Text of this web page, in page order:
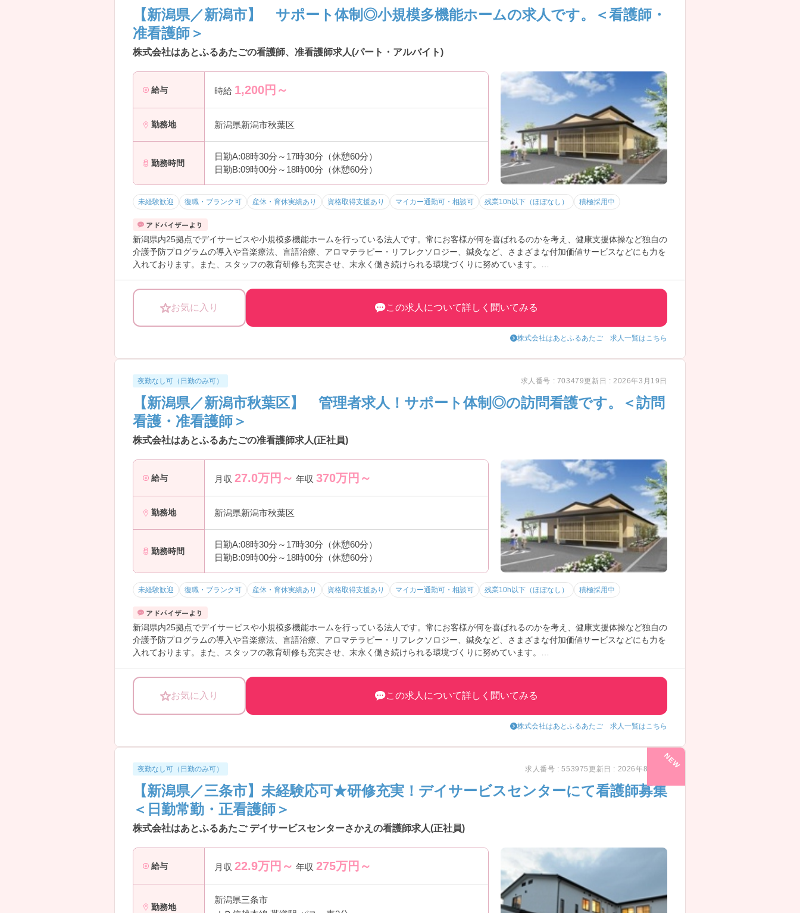
【新潟県／新潟市】 サポート体制◎小規模多機能ホームの求人です。＜看護師・
准看護師＞
株式会社はあとふるあたごの看護師、准看護師求人(パート・アルバイト)
給与 時給 1,200円～
勤務地 新潟県新潟市秋葉区
勤務時間
日勤A:08時30分～17時30分（休憩60分）
日勤B:09時00分～18時00分（休憩60分）
未経験歓迎 復職・ブランク可 産休・育休実績あり 資格取得支援あり マイカー通勤可・相談可 残業10h以下（ほぼなし） 積極採用中
新潟県内25拠点でデイサービスや小規模多機能ホームを行っている法人です。常にお客様が何を喜ばれるのかを考え、健康支援体操など独自の
介護予防プログラムの導入や音楽療法、言語治療、アロマテラピー・リフレクソロジー、鍼灸など、さまざまな付加価値サービスなどにも力を
入れております。また、スタッフの教育研修も充実させ、末永く働き続けられる環境づくりに努めています。
お気に入り この求人について詳しく聞いてみる
株式会社はあとふるあたご 求人一覧はこちら
夜勤なし可（日勤のみ可） 求人番号 : 703479更新日 : 2026年3月19日
【新潟県／新潟市秋葉区】 管理者求人！サポート体制◎の訪問看護です。＜訪問
看護・准看護師＞
株式会社はあとふるあたごの准看護師求人(正社員)
給与 月収 27.0万円～ 年収 370万円～
勤務地 新潟県新潟市秋葉区
勤務時間
日勤A:08時30分～17時30分（休憩60分）
日勤B:09時00分～18時00分（休憩60分）
未経験歓迎 復職・ブランク可 産休・育休実績あり 資格取得支援あり マイカー通勤可・相談可 残業10h以下（ほぼなし） 積極採用中
新潟県内25拠点でデイサービスや小規模多機能ホームを行っている法人です。常にお客様が何を喜ばれるのかを考え、健康支援体操など独自の
介護予防プログラムの導入や音楽療法、言語治療、アロマテラピー・リフレクソロジー、鍼灸など、さまざまな付加価値サービスなどにも力を
入れております。また、スタッフの教育研修も充実させ、末永く働き続けられる環境づくりに努めています。
お気に入り この求人について詳しく聞いてみる
株式会社はあとふるあたご 求人一覧はこちら
夜勤なし可（日勤のみ可） 求人番号 : 553975更新日 : 2026年8月7日
【新潟県／三条市】未経験応可★研修充実！デイサービスセンターにて看護師募集
＜日勤常勤・正看護師＞
株式会社はあとふるあたご デイサービスセンターさかえの看護師求人(正社員)
給与 月収 22.9万円～ 年収 275万円～
勤務地
新潟県三条市